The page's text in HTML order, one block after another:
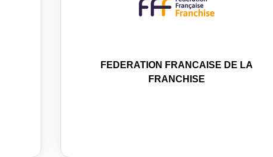
FEDERATION FRANCAISE DE LA
FRANCHISE